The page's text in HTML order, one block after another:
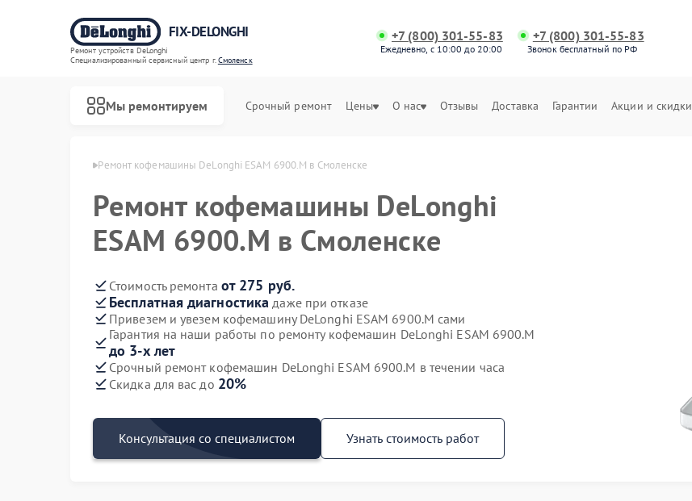
FIX-DELONGHI
Ремонт устройств DeLonghi
Специализированный cервисный центр г.Смоленск
+7 (800) 301-55-83
Ежедневно, с 10:00 до 20:00
+7 (800) 301-55-83
Звонок бесплатный по РФ
Мы ремонтируем Срочный ремонт Цены О нас Отзывы Доставка Гарантии Акции и скидки
в Смоленске Ремонт кофемашины DeLonghi ESAM 6900.M в Смоленске
Ремонт кофемашины DeLonghi
ESAM 6900.M в Смоленске
Стоимость ремонта от 275 руб.
Бесплатная диагностика даже при отказе
Привезем и увезем кофемашину DeLonghi ESAM 6900.M сами
Гарантия на наши работы по ремонту кофемашин DeLonghi ESAM 6900.M
до 3-х лет
Срочный ремонт кофемашин DeLonghi ESAM 6900.M в течении часа
Скидка для вас до 20%
Консультация со специалистом Узнать стоимость работ